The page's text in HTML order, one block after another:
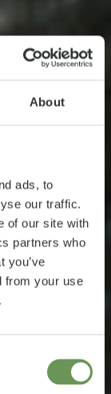
About
ads, to
our traffic.
of our site with
partners who
you’ve
from your use